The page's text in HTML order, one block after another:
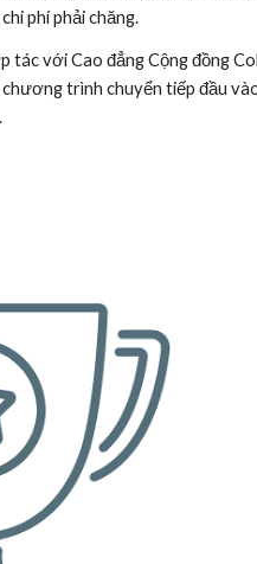
phí phải chăng.
tác với Cao đẳng Cộng đồng
chương trình chuyển tiếp đầu